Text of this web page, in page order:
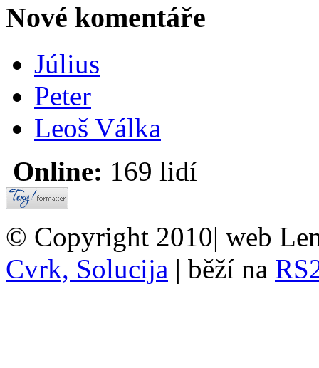
Nové komentáře
Július
Peter
Leoš Válka
Online: 169 lidí
© Copyright 2010| web
Cvrk, Solucija | běží na